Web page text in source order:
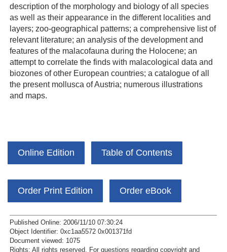
description of the morphology and biology of all species
as well as their appearance in the different localities and
layers; zoo-geographical patterns; a comprehensive list of
relevant literature; an analysis of the development and
features of the malacofauna during the Holocene; an
attempt to correlate the finds with malacological data and
biozones of other European countries; a catalogue of all
the present mollusca of Austria; numerous illustrations
and maps.
Online Edition Table of Contents
Order Print Edition Order eBook
Published Online: 2006/11/10 07:30:24
Object Identifier: 0xc1aa5572 0x001371fd
Document viewed: 1075
Rights: All rights reserved.
For questions regarding copyright and